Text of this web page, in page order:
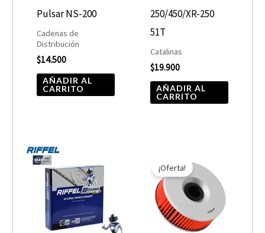
Pulsar NS-200
Cadenas de
Distribución
$14.500
AÑADIR AL
CARRITO
250/450/XR-250
51T
Catalinas
$19.900
AÑADIR AL
CARRITO
¡Oferta!
precio
original
era:
$10.890.
actual
es:
$5.445.